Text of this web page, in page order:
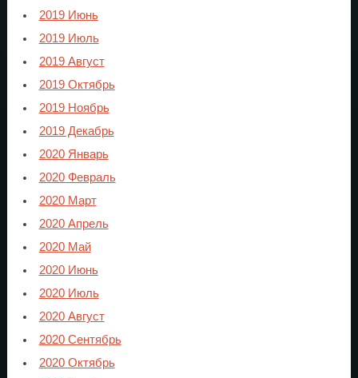
2019 Июнь
2019 Июль
2019 Август
2019 Октябрь
2019 Ноябрь
2019 Декабрь
2020 Январь
2020 Февраль
2020 Март
2020 Апрель
2020 Май
2020 Июнь
2020 Июль
2020 Август
2020 Сентябрь
2020 Октябрь